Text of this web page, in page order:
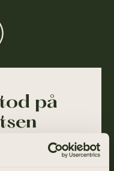
på
ett tillfälligt fel och